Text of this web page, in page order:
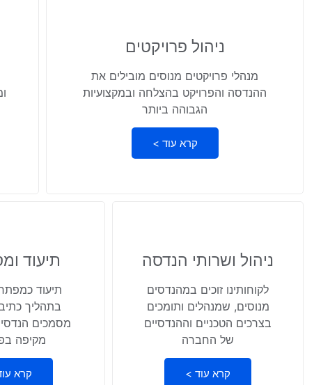
ניהול פרויקטים
מנהלי פרויקטים מנוסים מובילים את
ההנדסה והפרויקט בהצלחה ובמקצועיות
הגבוהה ביותר
קרא עוד >
ניהול ושרותי הנדסה
לקוחותינו זוכים במהנדסים
מנוסים, שמנהלים ותומכים
בצרכים הטכניים וההנדסיים
של החברה
קרא עוד >
תיעוד
תיעוד
בתהליך
מסמכים
מקיפה
קרא